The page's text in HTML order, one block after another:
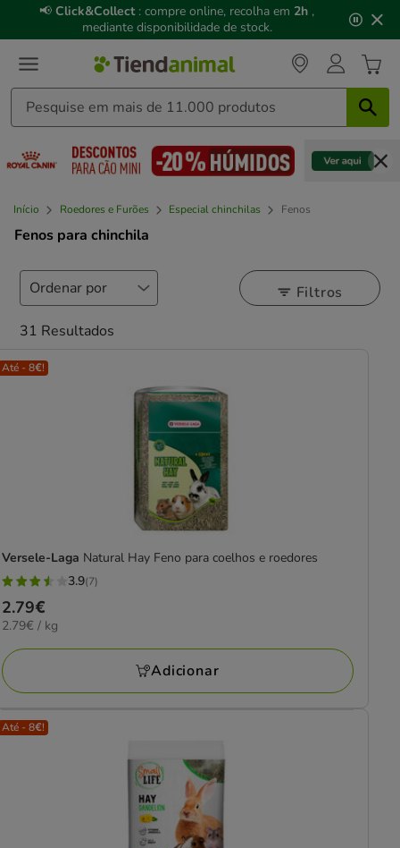
3,
mensagem,
📢 Click&Collect : compre online, recolha em 2h ,
mediante disponibilidade de stock.
Início Roedores e Furões Especial chinchilas Fenos
Fenos para chinchila
Filtros
31 Resultados
Até - 8€!
Versele-Laga Natural Hay Feno para coelhos e roedores
3.9
estrelas
com
7
avaliações
3.9(7)
Preço
2.79€
2.79€
2.79€
KG
2.79€ / kg
Adicionar
Até - 8€!